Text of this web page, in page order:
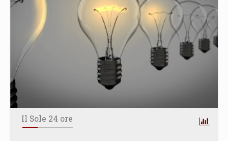
Il Sole 24 ore